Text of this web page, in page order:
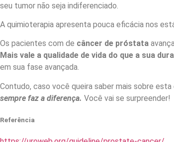
seu tumor não seja indiferenciado.
A quimioterapia apresenta pouca eficácia nos
Os pacientes com de câncer de próstata
Mais vale a qualidade de vida do que a sua
em sua fase avançada.
Contudo, caso você queira saber mais sobre
sempre faz a diferença. Você vai se surpreender!
Referência